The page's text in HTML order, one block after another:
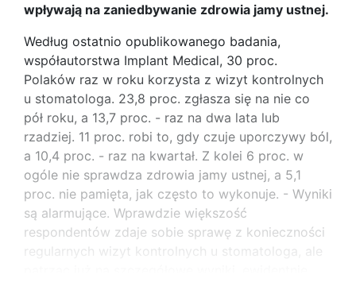
wpływają na zaniedbywanie zdrowia jamy ustnej.
Według ostatnio opublikowanego badania,
współautorstwa Implant Medical, 30 proc.
Polaków raz w roku korzysta z wizyt kontrolnych
u stomatologa. 23,8 proc. zgłasza się na nie co
pół roku, a 13,7 proc. - raz na dwa lata lub
rzadziej. 11 proc. robi to, gdy czuje uporczywy ból,
a 10,4 proc. - raz na kwartał. Z kolei 6 proc. w
ogóle nie sprawdza zdrowia jamy ustnej, a 5,1
proc. nie pamięta, jak często to wykonuje. - Wyniki
są alarmujące. Wprawdzie większość
respondentów zdaje sobie sprawę z konieczności
regularnych wizyt kontrolnych u stomatologa, ale